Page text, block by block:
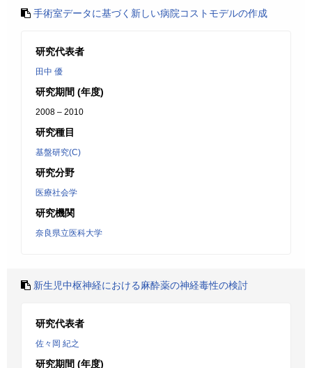
手術室データに基づく新しい病院コストモデルの作成
研究代表者
田中 優
研究期間 (年度)
2008 – 2010
研究種目
基盤研究(C)
研究分野
医療社会学
研究機関
奈良県立医科大学
新生児中枢神経における麻酔薬の神経毒性の検討
研究代表者
佐々岡 紀之
研究期間 (年度)